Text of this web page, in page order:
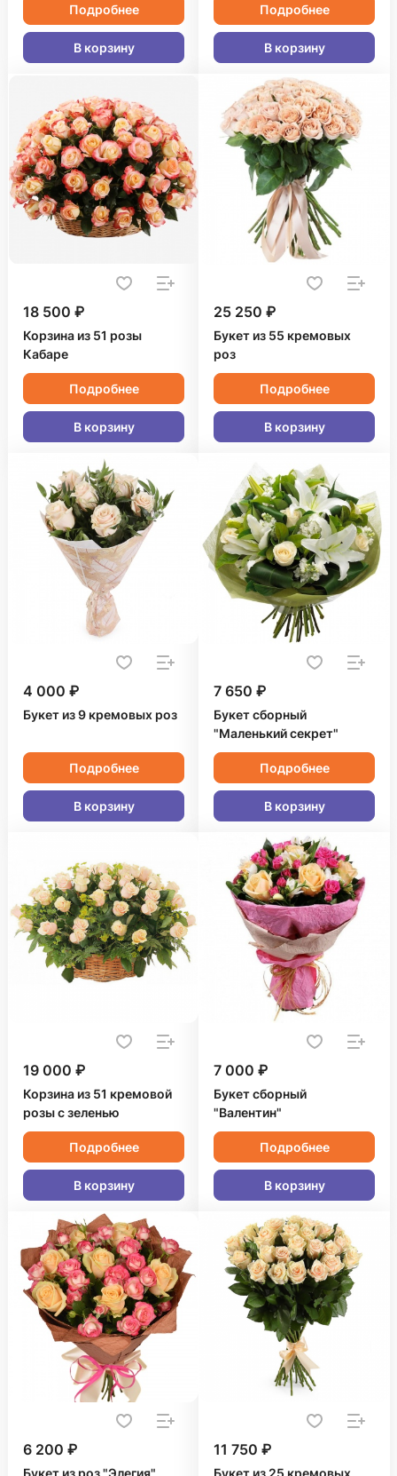
Подробнее
В корзину
Подробнее
В корзину
18 500 ₽
Корзина из 51 розы
Кабаре
Подробнее
В корзину
25 250 ₽
Букет из 55 кремовых
роз
Подробнее
В корзину
4 000 ₽
Букет из 9 кремовых роз
Подробнее
В корзину
7 650 ₽
Букет сборный
"Маленький секрет"
Подробнее
В корзину
19 000 ₽
Корзина из 51 кремовой
розы с зеленью
Подробнее
В корзину
7 000 ₽
Букет сборный
"Валентин"
Подробнее
В корзину
6 200 ₽
Букет из роз "Элегия"
11 750 ₽
Букет из 25 кремовых